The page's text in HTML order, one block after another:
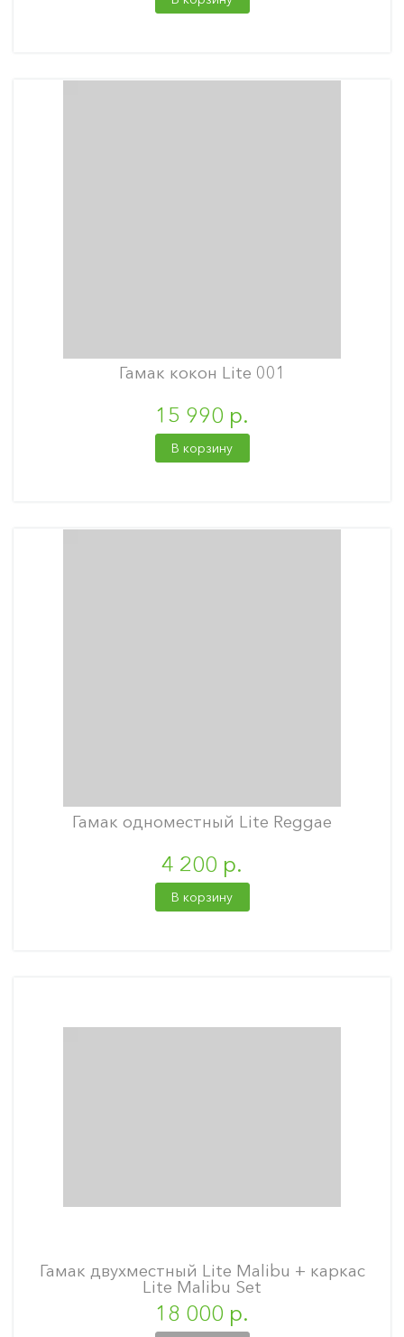
Гамак кокон Lite 001
15 990 р.
В корзину
Гамак одноместный Lite Reggae
4 200 р.
В корзину
Гамак двухместный Lite Malibu + каркас
Lite Malibu Set
18 000 р.